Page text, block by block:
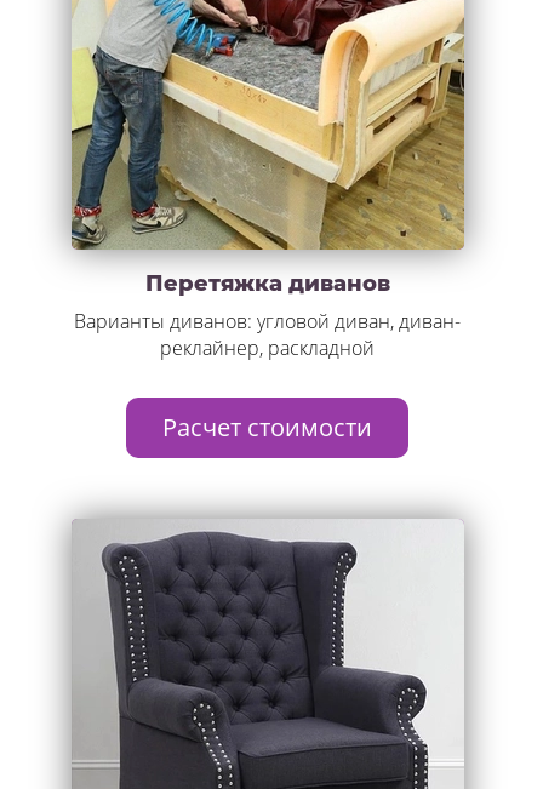
Перетяжка диванов
Варианты диванов: угловой диван, диван-
реклайнер, раскладной
Расчет стоимости